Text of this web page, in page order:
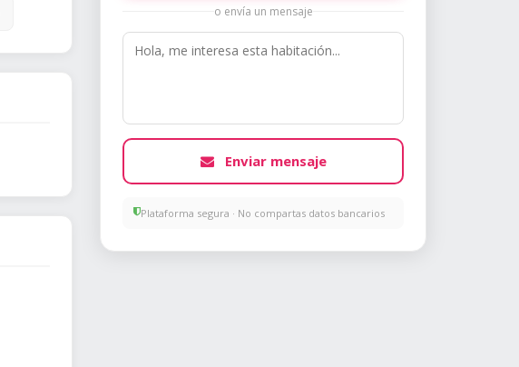
o envía un mensaje
Enviar mensaje
Plataforma segura · No compartas datos bancarios